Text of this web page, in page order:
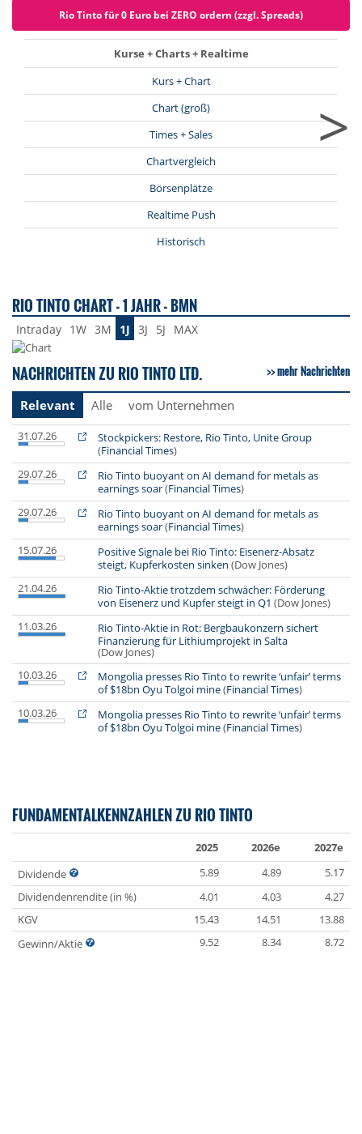
Rio Tinto für 0 Euro bei ZERO ordern (zzgl. Spreads)
Kurse + Charts + Realtime
Kurs + Chart
Chart (groß)
Times + Sales
Chartvergleich
Börsenplätze
Realtime Push
Historisch
>
RIO TINTO CHART - 1 JAHR - BMN
Intraday 1W 3M 1J 3J 5J MAX
NACHRICHTEN ZU RIO TINTO LTD. mehr Nachrichten
Relevant Alle vom Unternehmen
31.07.26
Stockpickers: Restore, Rio Tinto, Unite Group
(Financial Times)
29.07.26
Rio Tinto buoyant on AI demand for metals as
earnings soar(Financial Times)
29.07.26
Rio Tinto buoyant on AI demand for metals as
earnings soar(Financial Times)
15.07.26
Positive Signale bei Rio Tinto: Eisenerz-Absatz
steigt, Kupferkosten sinken (Dow Jones)
21.04.26
Rio Tinto-Aktie trotzdem schwächer: Förderung
von Eisenerz und Kupfer steigt in Q1 (Dow Jones)
11.03.26
Rio Tinto-Aktie in Rot: Bergbaukonzern sichert
Finanzierung für Lithiumprojekt in Salta
(Dow Jones)
10.03.26
Mongolia presses Rio Tinto to rewrite ‘unfair’ terms
of $18bn Oyu Tolgoi mine(Financial Times)
10.03.26
Mongolia presses Rio Tinto to rewrite ‘unfair’ terms
of $18bn Oyu Tolgoi mine(Financial Times)
FUNDAMENTALKENNZAHLEN ZU RIO TINTO
2025 2026e
2027e
Dividende
5.89 4.89
5.17
Dividendenrendite (in %)
4.01 4.03
4.27
KGV
15.43 14.51
13.88
Gewinn/Aktie
9.52 8.34 8.72